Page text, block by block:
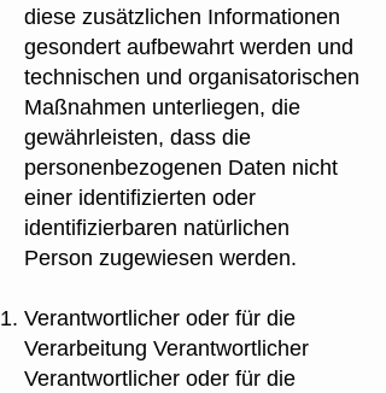
diese zusätzlichen Informationen
gesondert aufbewahrt werden und
technischen und organisatorischen
Maßnahmen unterliegen, die
gewährleisten, dass die
personenbezogenen Daten nicht
einer identifizierten oder
identifizierbaren natürlichen
Person zugewiesen werden.
Verantwortlicher oder für die
Verarbeitung Verantwortlicher
Verantwortlicher oder für die